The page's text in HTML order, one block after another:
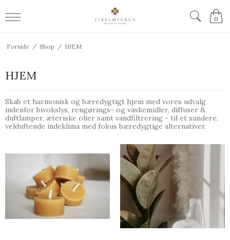
0
Forside / Shop / HJEM
HJEM
Skab et harmonisk og bæredygtigt hjem med vores udvalg
indenfor bivokslys, rengørings- og vaskemidler, diffuser &
duftlamper, æteriske olier samt vandfiltrering - til et sundere,
velduftende indeklima med fokus bæredygtige alternativer.